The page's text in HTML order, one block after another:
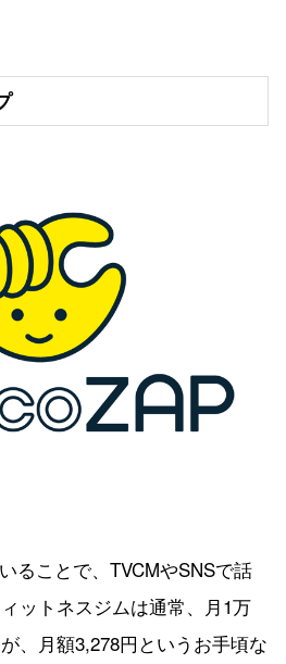
ることで、TVCMやSNSで話
ットネスジムは通常、月1万
、月額3,278円というお手頃な